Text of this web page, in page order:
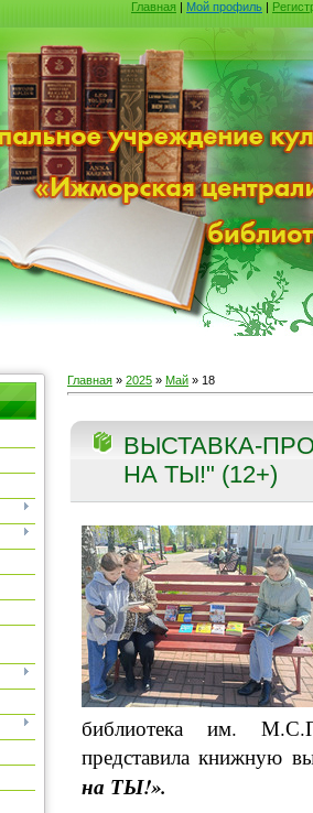
Главная | Мой профиль |
Главная » 2025 » Май » 18
ВЫСТАВКА-
НА ТЫ!" (12+)
библиотека им.
представила книжную
на ТЫ!».